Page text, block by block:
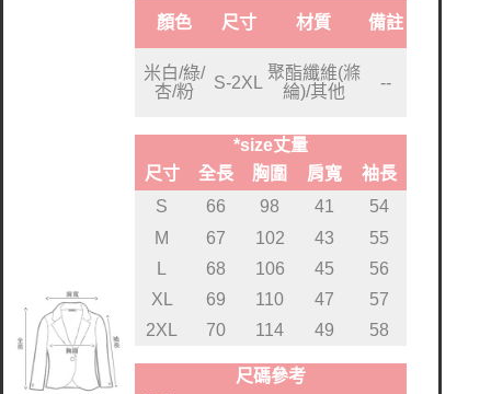
顏色 尺寸 材質 備註
米白/綠/
杏/粉
S-2XL
聚酯纖維(滌
綸)/其他
--
*size丈量
尺寸
全長 胸圍 肩寬
袖長
S
66 98 41
54
M
67 102 43
55
L
68 106 45
56
XL
69 110 47
57
2XL
70 114 49 58
尺碼參考